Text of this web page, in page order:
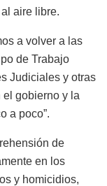
aire libre.
a volver a las
de Trabajo
Judiciales y otras
gobierno y la
a poco”.
de
en los
y homicidios,